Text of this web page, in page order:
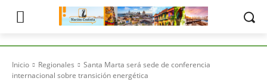
Inicio Regionales
Santa Marta será sede de conferencia
internacional sobre transición energética